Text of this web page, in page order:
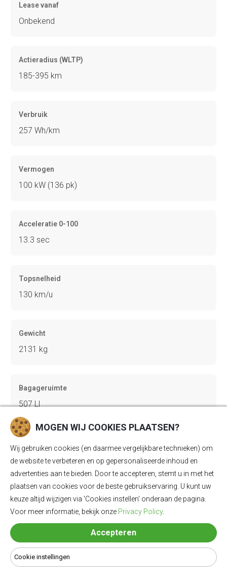
Lease vanaf
Onbekend
Actieradius (WLTP)
185-395 km
Verbruik
257 Wh/km
Vermogen
100 kW (136 pk)
Acceleratie 0-100
13.3 sec
Topsnelheid
130 km/u
Gewicht
2131 kg
Bagageruimte
507 Ll
4956 mm
Breedte
1920 mm
1890 mm
MOGEN WIJ COOKIES PLAATSEN?
Wij gebruiken cookies (en daarmee vergelijkbare technieken) om
de website te verbeteren en op gepersonaliseerde inhoud en
advertenties aan te bieden. Door te accepteren, stemt u in met het
plaatsen van cookies voor de beste gebruikservaring. U kunt uw
keuze altijd wijzigen via 'Cookies instellen' onderaan de pagina.
Voor meer informatie, bekijk onze Privacy Policy.
Accepteren
Cookie instellingen